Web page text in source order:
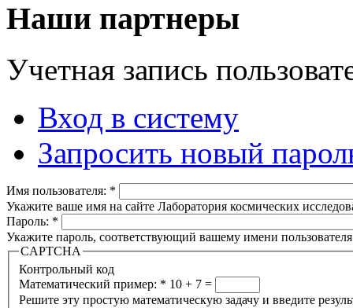
Наши партнеры
Учетная запись
Вход в систему
Запросить новый
Имя пользователя: *
Укажите ваше имя на сайте Лаборатория космических
Пароль: *
Укажите пароль, соответствующий вашему имени
CAPTCHA
Контрольный код
Математический пример: * 10 + 7 =
Решите эту простую математическую задачу и введите